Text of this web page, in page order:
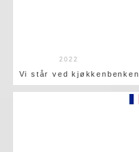
2022
Vi står ved kjøkkenbenken